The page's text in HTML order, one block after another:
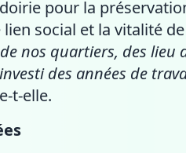
pour la
social et la vitalité
nos quartiers, des lieu
des années de
t-elle.